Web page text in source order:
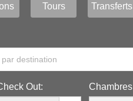
Tours Transferts
destination
Out: Chambres